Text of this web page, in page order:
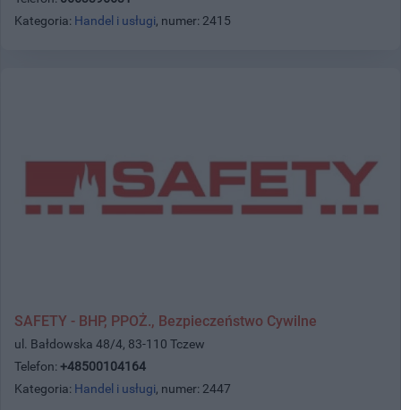
Kategoria: Handel i usługi, numer: 2415
SAFETY - BHP, PPOŻ., Bezpieczeństwo Cywilne
ul. Bałdowska 48/4, 83-110 Tczew
Telefon: +48500104164
Kategoria: Handel i usługi, numer: 2447